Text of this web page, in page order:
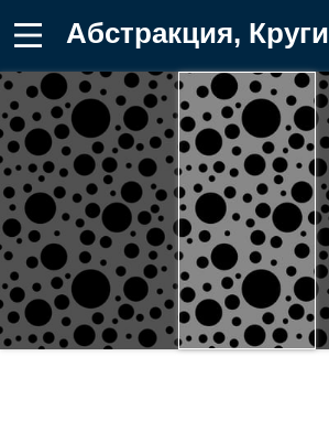
Абстракция, Круги Обои на телефон